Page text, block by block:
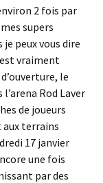
2 fois par
supers
peux vous dire
vraiment
le
Rod Laver
de joueurs
terrains
17 janvier
une fois
par des